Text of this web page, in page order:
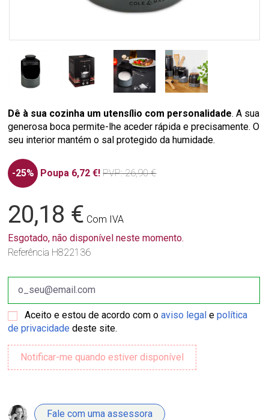
Dê à sua cozinha um utensílio com personalidade. A sua
generosa boca permite-lhe aceder rápida e precisamente. O
seu interior mantém o sal protegido da humidade.
-25% Poupa 6,72 €! PVP: 26,90 €
20,18 € Com IVA
Esgotado, não disponível neste momento.
Referência H822136
Aceito e estou de acordo com oaviso legal epolítica
de privacidade deste site.
Fale com uma assessora